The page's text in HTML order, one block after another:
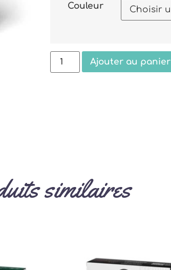
Couleur
Ajouter au panier
similaires